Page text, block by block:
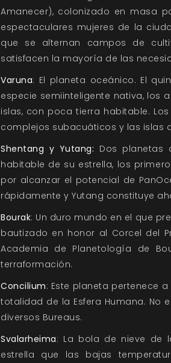
Amanecer), colonizado en masa
espectaculares mujeres de la
que se alternan campos de
satisfacen la mayoría de las
Varuna: El planeta oceánico. El
especie semiinteligente nativa, los
islas, con poca tierra habitable.
complejos subacuáticos y las islas
Shentang y Yutang: Dos planetas
habitable de su estrella, los
por alcanzar el potencial de
rápidamente y Yutang constituye
Bourak: Un duro mundo en el que
bautizado en honor al Corcel del
Academia de Planetología de
terraformación.
Concilium: Este planeta pertenece
totalidad de la Esfera Humana. No
diversos Bureaus.
Svalarheima: La bola de nieve de
estrella que las bajas